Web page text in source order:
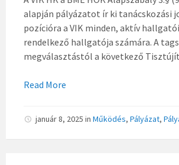
alapján pályázatot ír ki tanácskozási
pozícióra a VIK minden, aktív
rendelkező hallgatója számára. A
megválasztástól a következő
Read More
január 8, 2025 in Működés, Pályázat,